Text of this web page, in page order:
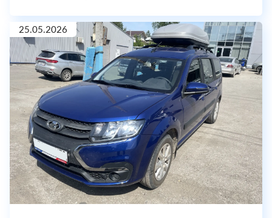
25.05.2026